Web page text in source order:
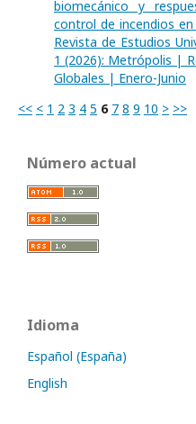
biomecánico y
control de incendios
Revista de Estudios
1 (2026): Metrópolis |
Globales | Enero-Junio
<< < 1 2 3 4 5 6 7 8 9 10 > >>
Número actual
Idioma
Español (España)
English